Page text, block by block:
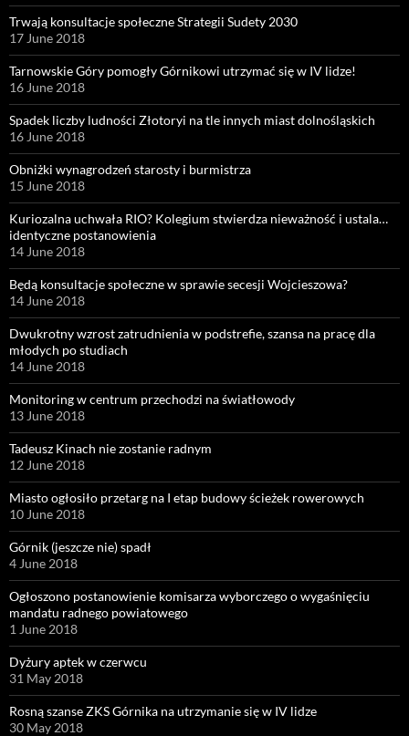
Trwają konsultacje społeczne Strategii Sudety 2030
17 June 2018
Tarnowskie Góry pomogły Górnikowi utrzymać się w IV lidze!
16 June 2018
Spadek liczby ludności Złotoryi na tle innych miast dolnośląskich
16 June 2018
Obniżki wynagrodzeń starosty i burmistrza
15 June 2018
Kuriozalna uchwała RIO? Kolegium stwierdza nieważność i ustala…
identyczne postanowienia
14 June 2018
Będą konsultacje społeczne w sprawie secesji Wojcieszowa?
14 June 2018
Dwukrotny wzrost zatrudnienia w podstrefie, szansa na pracę dla
młodych po studiach
14 June 2018
Monitoring w centrum przechodzi na światłowody
13 June 2018
Tadeusz Kinach nie zostanie radnym
12 June 2018
Miasto ogłosiło przetarg na I etap budowy ścieżek rowerowych
10 June 2018
Górnik (jeszcze nie) spadł
4 June 2018
Ogłoszono postanowienie komisarza wyborczego o wygaśnięciu
mandatu radnego powiatowego
1 June 2018
Dyżury aptek w czerwcu
31 May 2018
Rosną szanse ZKS Górnika na utrzymanie się w IV lidze
30 May 2018